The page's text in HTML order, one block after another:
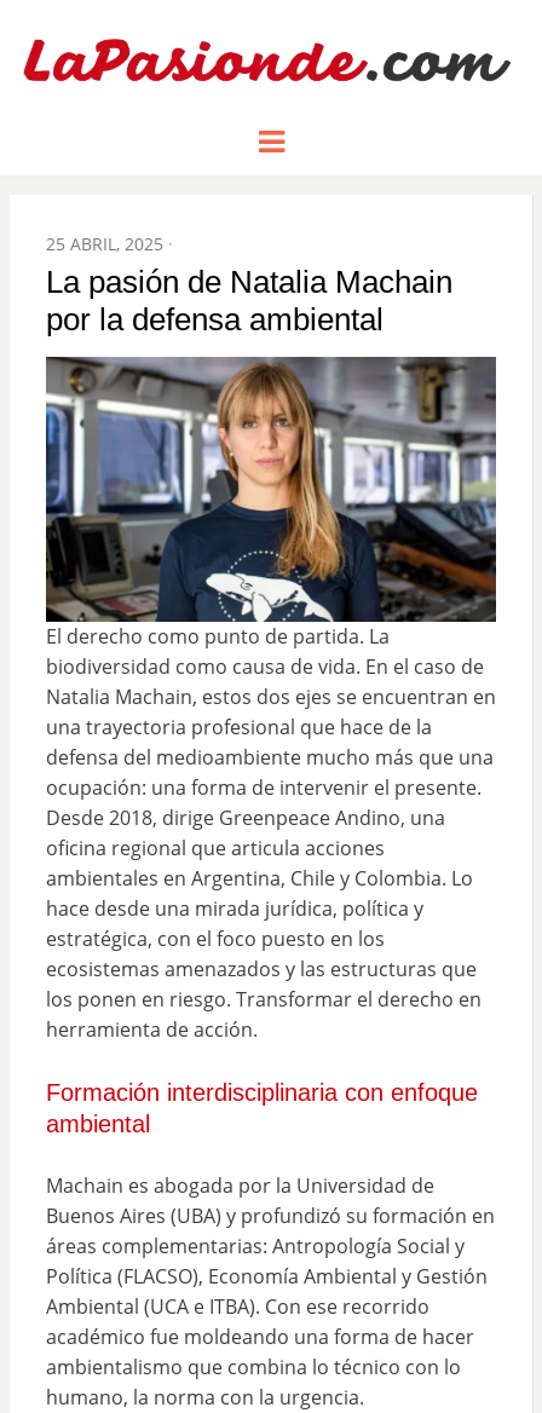
LA PASIÓN
pasión de figuras y personajes
Menu
POSTED
ON
25 ABRIL, 2025
La pasión de Natalia Machain
por la defensa ambiental
El derecho como punto de partida. La
biodiversidad como causa de vida. En el caso de
Natalia Machain, estos dos ejes se encuentran en
una trayectoria profesional que hace de la
defensa del medioambiente mucho más que una
ocupación: una forma de intervenir el presente.
Desde 2018, dirige Greenpeace Andino, una
oficina regional que articula acciones
ambientales en Argentina, Chile y Colombia. Lo
hace desde una mirada jurídica, política y
estratégica, con el foco puesto en los
ecosistemas amenazados y las estructuras que
los ponen en riesgo. Transformar el derecho en
herramienta de acción.
Formación interdisciplinaria con enfoque
ambiental
Machain es abogada por la Universidad de
Buenos Aires (UBA) y profundizó su formación en
áreas complementarias: Antropología Social y
Política (FLACSO), Economía Ambiental y Gestión
Ambiental (UCA e ITBA). Con ese recorrido
académico fue moldeando una forma de hacer
ambientalismo que combina lo técnico con lo
humano, la norma con la urgencia.